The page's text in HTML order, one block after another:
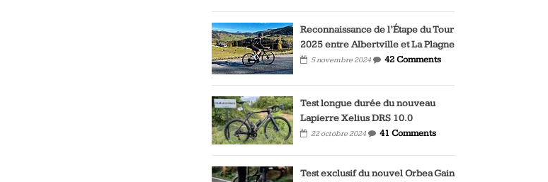
Reconnaissance de l’Étape du Tour
2025 entre Albertville et La Plagne
5 novembre 2024 42 Comments
Test longue durée du nouveau
Lapierre Xelius DRS 10.0
22 octobre 2024 41 Comments
Test exclusif du nouvel Orbea Gain